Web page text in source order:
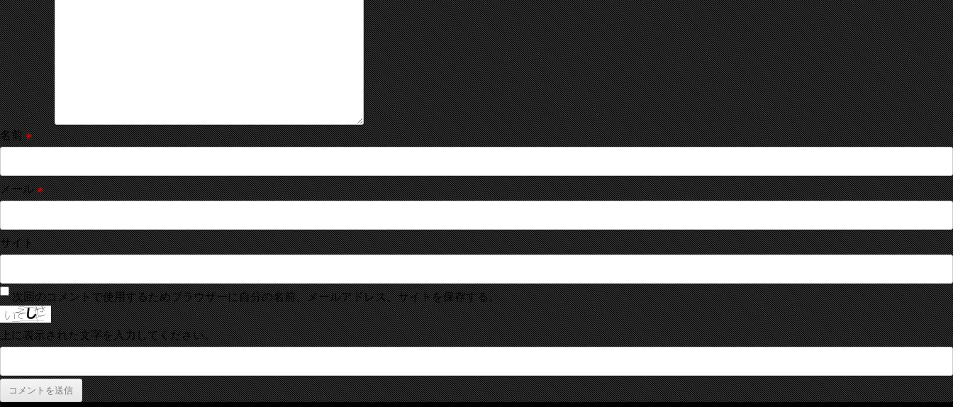
名前※
メール※
サイト
次回のコメントで使用するためブラウザーに自分の名前、メールアドレス、サイトを保存する。
上に表示された文字を入力してください。